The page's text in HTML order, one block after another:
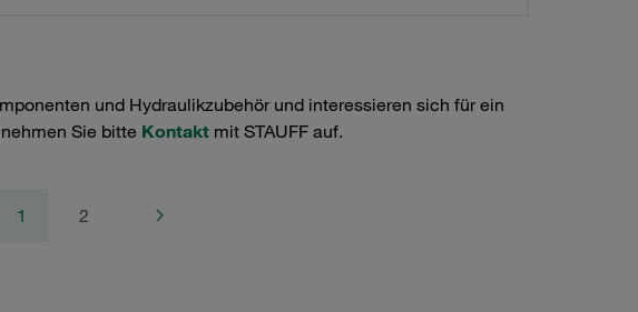
und Hydraulikzubehör und interessieren sich für ein
Sie bitte Kontaktmit STAUFF auf.
1 2